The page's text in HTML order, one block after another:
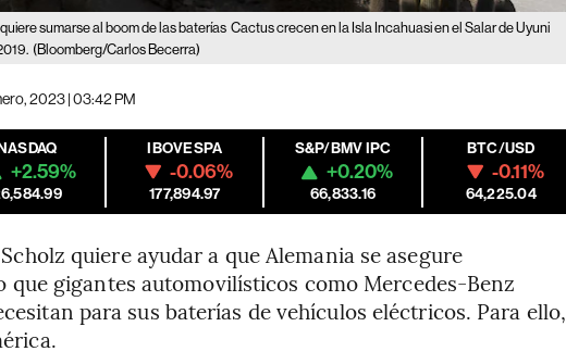
sumarse al boom de las baterías Cactus crecen en la Isla Incahuasi en el Salar de Uyuni
(Bloomberg/Carlos Becerra)
2023 | 03:42 PM
+2.59%
IBOVESPA
-0.06%
177,894.97
S&P/BMV IPC
+0.20%
66,833.16
BTC/USD
-0.11%
64,225.04
quiere ayudar a que Alemania se asegure
gigantes automovilísticos como Mercedes-Benz
para sus baterías de vehículos eléctricos. Para ello,